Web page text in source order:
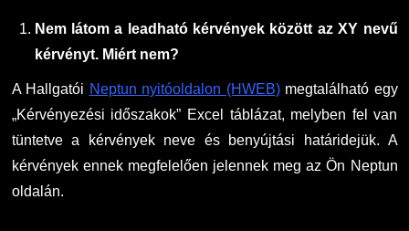
EHÖK
Hallgatókra érvényes szabályzatok
Ösztöndíjak
HASIT
Neptun
Moodle
Telefonkönyv
Minőségirányítás
Intézményi és Tanulmányi Tájékoztató
Nem látom a leadható kérvények között az XY nevű
kérvényt. Miért nem?
A Hallgatói Neptun nyitóoldalon (HWEB)megtalálható egy
„Kérvényezési időszakok” Excel táblázat, melyben fel van
tüntetve a kérvények neve és benyújtási határidejük. A
kérvények ennek megfelelően jelennek meg az Ön Neptun
oldalán.